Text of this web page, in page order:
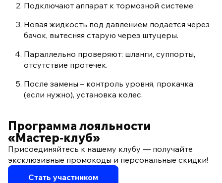
Подключают аппарат к тормозной системе.
Новая жидкость под давлением подается через
бачок, вытесняя старую через штуцеры.
Параллельно проверяют: шланги, суппорты,
отсутствие протечек.
После замены – контроль уровня, прокачка
(если нужно), установка колес.
Программа лояльности
«Мастер‑клуб»
Присоединяйтесь к нашему клубу — получайте
эксклюзивные промокоды и персональные скидки!
Стать участником